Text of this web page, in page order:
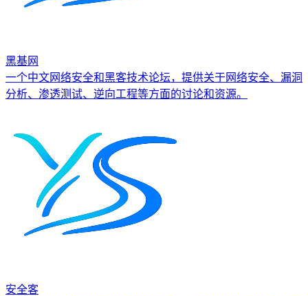
黑基网
一个中文网络安全和黑客技术论坛，提供关于网络安全、漏洞
分析、渗透测试、逆向工程等方面的讨论和资源。
安全客